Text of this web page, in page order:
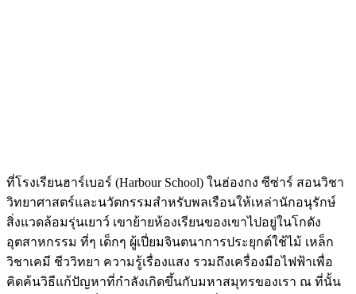
ที่โรงเรียนฮาร์เบอร์ (Harbour School) ในฮ่องกง ซีซ่าร์ สอนวิชา
วิทยาศาสตร์และนวัตกรรมสำหรับพลเรือนให้เหล่านักอนุรักษ์
สิ่งแวดล้อมรุ่นเยาว์ เขาย้ายห้องเรียนของเขาไปอยู่ในโกดัง
อุตสาหกรรม ที่ๆ เด็กๆ ผู้เปี่ยมจินตนาการประยุกต์ใช้ไม้ เหล็ก
วิชาเคมี ชีววิทยา ความรู้เรื่องแสง รวมถึงเครื่องมือไฟฟ้าเพื่อ
คิดค้นวิธีแก้ปัญหาที่กำลังเกิดขึ้นกับมหาสมุทรของเรา ณ ที่นั้น